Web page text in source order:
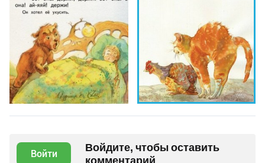
Войти
Войдите, чтобы оставить